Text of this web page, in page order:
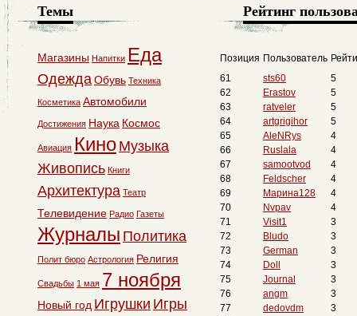
Рейтинг
Позиция Пользователь
61
sts60
5
62
Erastov
5
63
ratveler
5
64
artgrigihor
5
65
AleNRys
4
66
Ruslala
4
67
samootvod
4
68
Feldscher
4
69
Марина128
4
70
Nvpav
4
71
Visit1
3
72
Bludo
3
73
German
3
74
Doll
3
75
Journal
3
76
angm
3
77
dedovdm
3
Темы
Магазины Напитки Еда
ОдеждаОбувь Техника
Косметика Автомобили
Достижения Наука Космос
Авиация Кино Музыка
Живопись Книги
Архитектура Театр
Телевидение Радио Газеты
Журналы Политика
Полит бюро Астрология Религия
Свадьбы 1 мая 7 ноября
Новый год Игрушки Игры